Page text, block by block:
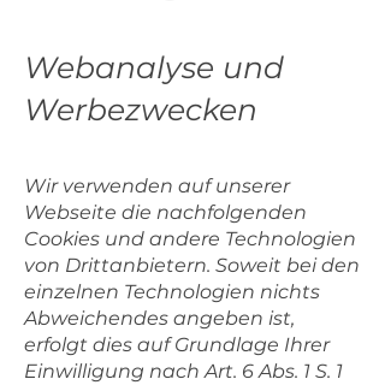
Webanalyse und
Werbezwecken
Wir verwenden auf unserer
Webseite die nachfolgenden
Cookies und andere Technologien
von Drittanbietern. Soweit bei den
einzelnen Technologien nichts
Abweichendes angeben ist,
erfolgt dies auf Grundlage Ihrer
Einwilligung nach Art. 6 Abs. 1 S. 1